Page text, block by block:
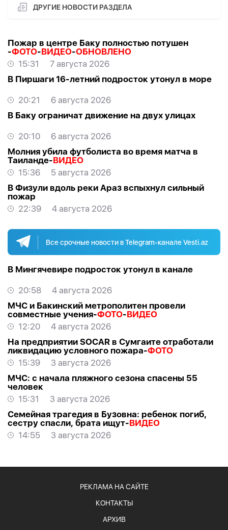
ДРУГИЕ НОВОСТИ РАЗДЕЛА
Пожар в центре Баку полностью потушен
-ФОТО-ВИДЕО-ОБНОВЛЕНО
15:31
7 августа 2026
В Пиршаги 16-летний подросток утонул в море
20:21
6 августа 2026
В Баку ограничат движение на двух улицах
20:10
6 августа 2026
Молния убила футболиста во время матча в
Таиланде-ВИДЕО
15:36
5 августа 2026
В Физули вдоль реки Араз вспыхнул сильный
пожар
22:39
4 августа 2026
Все срочные новости в Telegram-канале Vesti.az
В Мингячевире подросток утонул в канале
20:58
4 августа 2026
МЧС и Бакинский метрополитен провели
совместные учения-ФОТО-ВИДЕО
12:20
4 августа 2026
На предприятии SOCAR в Сумгаите отработали
ликвидацию условного пожара-ФОТО
15:39
3 августа 2026
МЧС: с начала пляжного сезона спасены 55
человек
15:31
3 августа 2026
Семейная трагедия в Бузовна: ребенок погиб,
сестру спасли, брата ищут-ВИДЕО
14:55
3 августа 2026
РЕКЛАМА НА САЙТЕ
КОНТАКТЫ
АРХИВ